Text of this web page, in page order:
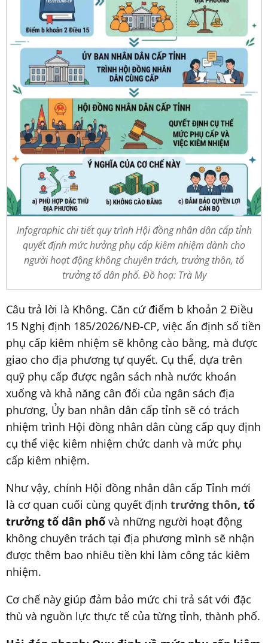
Infographic chi tiết quy trình Hội đồng nhân dân cấp tỉnh
quyết định mức hưởng phụ cấp kiêm nhiệm dành cho
người hoạt động không chuyên trách, trưởng thôn, tổ
trưởng tổ dân phố. Đồ hoạ: Trà My
Câu trả lời là Không. Căn cứ điểm b khoản 2 Điều
15 Nghị định 185/2026/NĐ-CP, việc ấn định số tiền
phụ cấp kiêm nhiệm sẽ không cào bằng, mà được
giao cho địa phương tự quyết. Cụ thể, dựa trên
quỹ phụ cấp được ngân sách nhà nước khoán
xuống và khả năng cân đối của ngân sách địa
phương, Ủy ban nhân dân cấp tỉnh sẽ có trách
nhiệm trình Hội đồng nhân dân cùng cấp quy định
cụ thể việc kiêm nhiệm chức danh và mức phụ
cấp kiêm nhiệm.
Như vậy, chính Hội đồng nhân dân cấp Tỉnh mới
là cơ quan cuối cùng quyết định trưởng thôn, tổ
trưởng tổ dân phốvà những người hoạt động
không chuyên trách tại địa phương mình sẽ nhận
được thêm bao nhiêu tiền khi làm công tác kiêm
nhiệm.
Cơ chế này giúp đảm bảo mức chi trả sát với đặc
thù và nguồn lực thực tế của từng tỉnh, thành phố.